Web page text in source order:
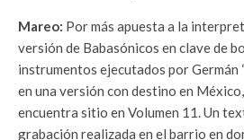
Mareo: Por más apuesta a la
versión de Babasónicos en clave de
instrumentos ejecutados por Germán
en una versión con destino en
encuentra sitio en Volumen 11. Un
grabación realizada en el barrio en